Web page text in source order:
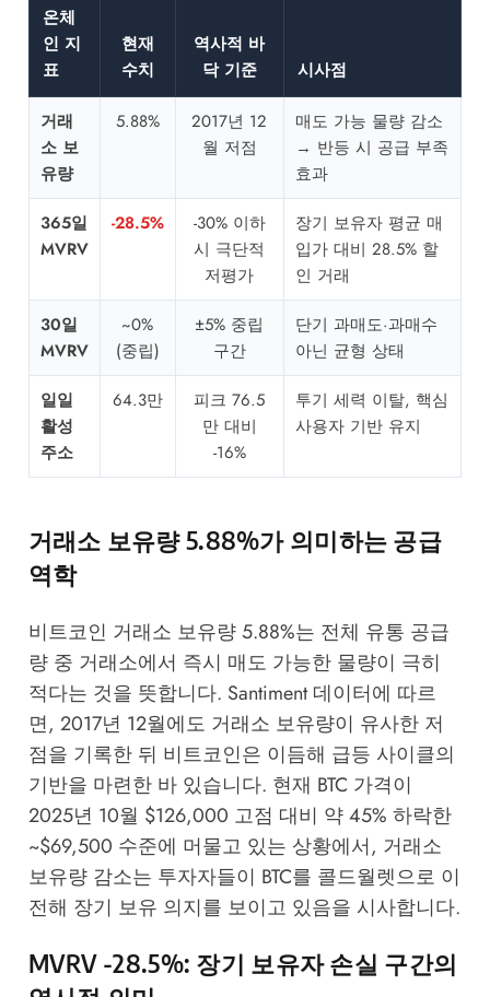
온체
인 지
표
현재
수치
역사적 바
닥 기준
시사점
거래
소 보
유량
5.88%
2017년 12
월 저점
매도 가능 물량 감소
→ 반등 시 공급 부족
효과
365일
MVRV
-28.5%
-30% 이하
시 극단적
저평가
장기 보유자 평균 매
입가 대비 28.5% 할
인 거래
30일
MVRV
~0%
(중립)
±5% 중립
구간
단기 과매도·과매수
아닌 균형 상태
일일
활성
주소
64.3만
피크 76.5
만 대비
-16%
투기 세력 이탈, 핵심
사용자 기반 유지
거래소 보유량 5.88%가 의미하는 공급
역학
비트코인 거래소 보유량 5.88%는 전체 유통 공급
량 중 거래소에서 즉시 매도 가능한 물량이 극히
적다는 것을 뜻합니다. Santiment데이터에 따르
면, 2017년 12월에도 거래소 보유량이 유사한 저
점을 기록한 뒤 비트코인은 이듬해 급등 사이클의
기반을 마련한 바 있습니다. 현재 BTC 가격이
2025년 10월 $126,000 고점 대비 약 45% 하락한
~$69,500 수준에 머물고 있는 상황에서, 거래소
보유량 감소는 투자자들이 BTC를 콜드월렛으로 이
전해 장기 보유 의지를 보이고 있음을 시사합니다.
MVRV -28.5%: 장기 보유자 손실 구간의